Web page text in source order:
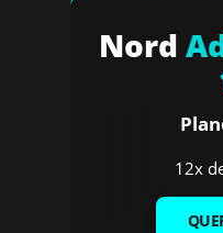
Nord
12x